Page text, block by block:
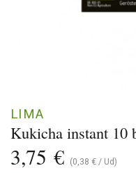
Kukicha instant 10
LIMA
3,75 € (0,38 € / Ud)